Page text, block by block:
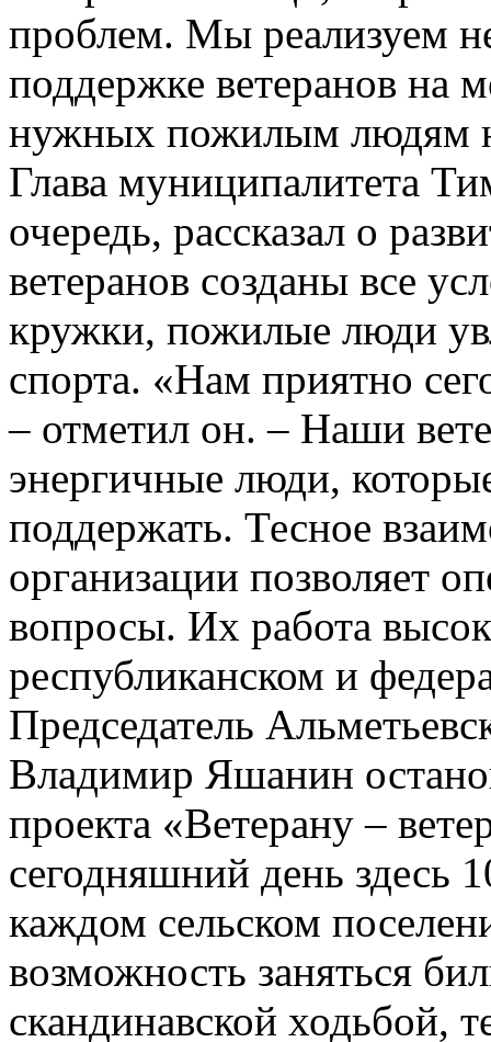
проблем. Мы реализуем
поддержке ветеранов на
нужных пожилым людям
Глава муниципалитета
очередь, рассказал о
ветеранов созданы все
кружки, пожилые люди
спорта. «Нам приятно
– отметил он. – Наши
энергичные люди,
поддержать. Тесное
организации позволяет
вопросы. Их работа
республиканском и
Председатель
Владимир Яшанин
проекта «Ветерану –
сегодняшний день здесь
каждом сельском
возможность заняться
скандинавской ходьбой,